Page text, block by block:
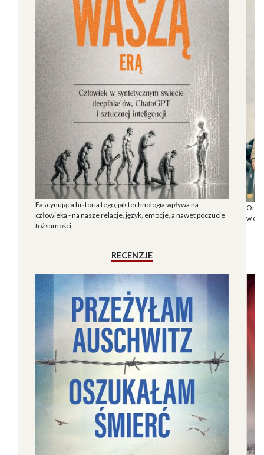
Fascynująca historia tego, jak technologia wpływa na
człowieka - na nasze relacje, język, emocje, a nawet poczucie
tożsamości.
w
RECENZJE